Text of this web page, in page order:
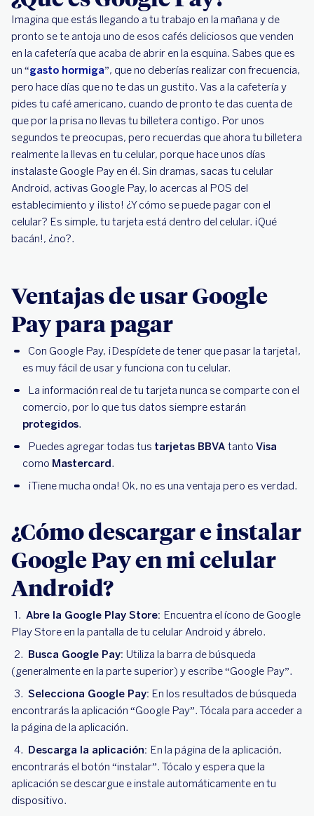
Imagina que estás llegando a tu trabajo en la mañana y de
pronto se te antoja uno de esos cafés deliciosos que venden
en la cafetería que acaba de abrir en la esquina. Sabes que es
un “gasto hormiga”, que no deberías realizar con frecuencia,
pero hace días que no te das un gustito. Vas a la cafetería y
pides tu café americano, cuando de pronto te das cuenta de
que por la prisa no llevas tu billetera contigo. Por unos
segundos te preocupas, pero recuerdas que ahora tu billetera
realmente la llevas en tu celular, porque hace unos días
instalaste Google Pay en él. Sin dramas, sacas tu celular
Android, activas Google Pay, lo acercas al POS del
establecimiento y ¡listo! ¿Y cómo se puede pagar con el
celular? Es simple, tu tarjeta está dentro del celular. ¡Qué
bacán!, ¿no?.
Ventajas de usar Google
Pay para pagar
Con Google Pay, ¡Despídete de tener que pasar la tarjeta!,
es muy fácil de usar y funciona con tu celular.
La información real de tu tarjeta nunca se comparte con el
comercio, por lo que tus datos siempre estarán
protegidos.
Puedes agregar todas tus tarjetas BBVA tanto Visa
como Mastercard.
¡Tiene mucha onda! Ok, no es una ventaja pero es verdad.
¿Cómo descargar e instalar
Google Pay en mi celular
Android?
Abre la Google Play Store: Encuentra el ícono de Google
Play Store en la pantalla de tu celular Android y ábrelo.
Busca Google Pay: Utiliza la barra de búsqueda
(generalmente en la parte superior) y escribe “Google Pay”.
Selecciona Google Pay: En los resultados de búsqueda
encontrarás la aplicación “Google Pay”. Tócala para acceder a
la página de la aplicación.
Descarga la aplicación: En la página de la aplicación,
encontrarás el botón “instalar”. Tócalo y espera que la
aplicación se descargue e instale automáticamente en tu
dispositivo.